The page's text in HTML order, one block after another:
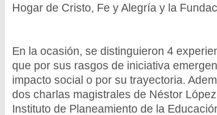
Hogar de Cristo, Fe y Alegría y la
En la ocasión, se distinguieron 4
que por sus rasgos de iniciativa
impacto social o por su trayectoria.
dos charlas magistrales de Néstor
Instituto de Planeamiento de la